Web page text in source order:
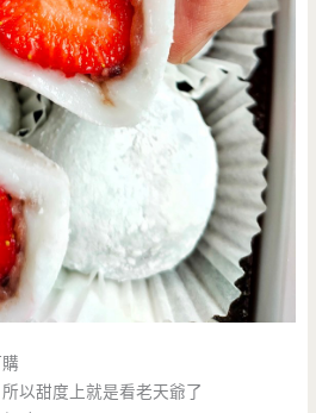
以甜度上就是看老天爺了